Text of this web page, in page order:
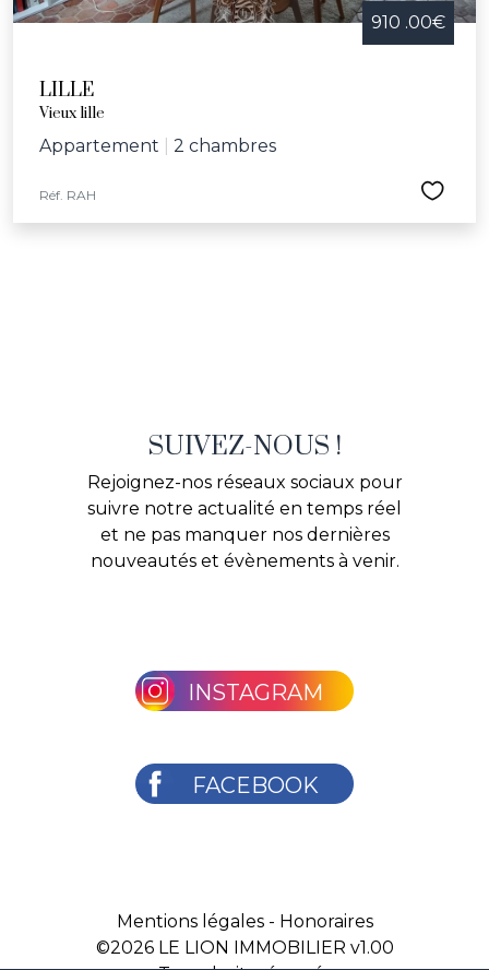
910 .00€
LILLE
Vieux lille
Appartement 2 chambres
Réf. RAH
SUIVEZ-NOUS !
Rejoignez-nos réseaux sociaux pour
suivre notre actualité en temps réel
et ne pas manquer nos dernières
nouveautés et évènements à venir.
INSTAGRAM
FACEBOOK
Mentions légales- Honoraires
©2026 LE LION IMMOBILIER v1.00